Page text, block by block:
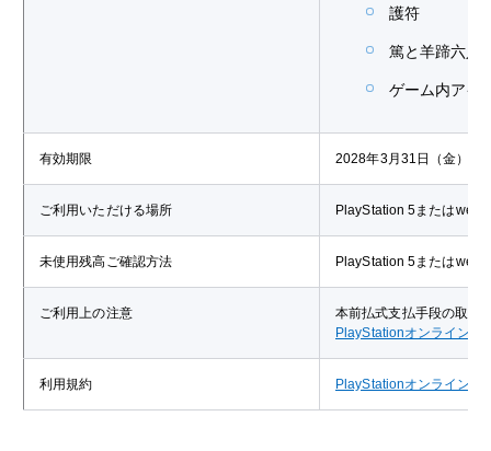
護符
篤と羊蹄六人
ゲーム内アイ
有効期限 2028年3月31日（金）ま
ご利用いただける場所 PlayStation 5またはweb
未使用残高ご確認方法 PlayStation 5またはweb
ご利用上の注意
本前払式支払手段の取扱
PlayStationオンラインサ
利用規約 PlayStationオンラインサ